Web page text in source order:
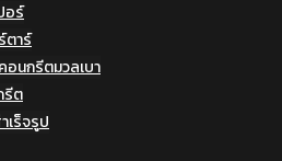
อร์
ตาร์
นกรีตมวลเบา
รีต
เร็จรูป